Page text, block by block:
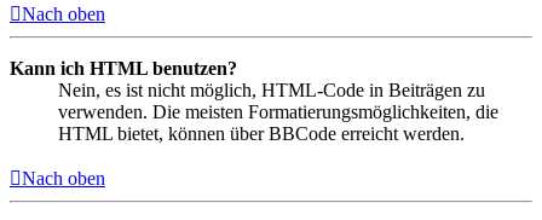
Nach oben
Kann ich HTML benutzen?
Nein, es ist nicht möglich, HTML-Code in Beiträgen zu
verwenden. Die meisten Formatierungsmöglichkeiten, die
HTML bietet, können über BBCode erreicht werden.
Nach oben